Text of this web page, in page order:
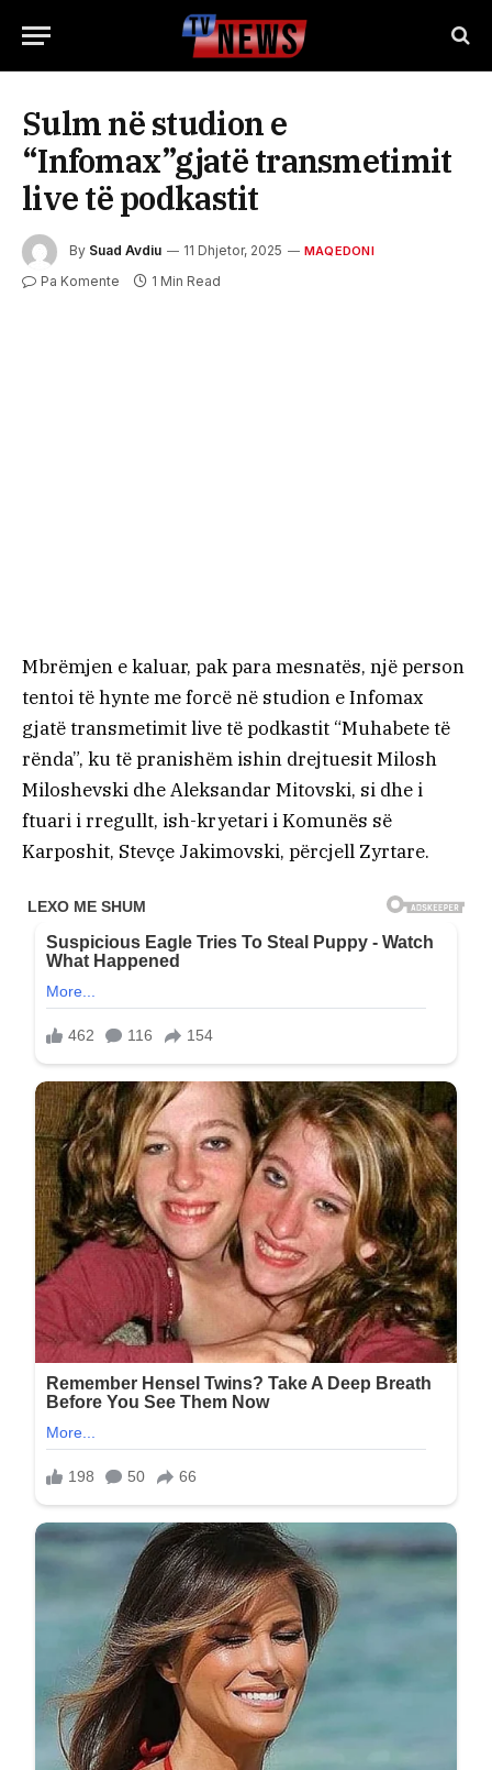
Sulm në studion e
“Infomax”gjatë transmetimit
live të podkastit
By Suad Avdiu 11 Dhjetor, 2025 MAQEDONI
Pa Komente 1 Min Read
Mbrëmjen e kaluar, pak para mesnatës, një person
tentoi të hynte me forcë në studion e Infomax
gjatë transmetimit live të podkastit “Muhabete të
rënda”, ku të pranishëm ishin drejtuesit Milosh
Miloshevski dhe Aleksandar Mitovski, si dhe i
ftuari i rregullt, ish-kryetari i Komunës së
Karposhit, Stevçe Jakimovski, përcjell Zyrtare.